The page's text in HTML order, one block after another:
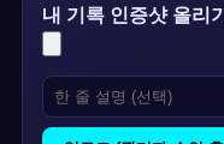
내 기록 인증샷 올리